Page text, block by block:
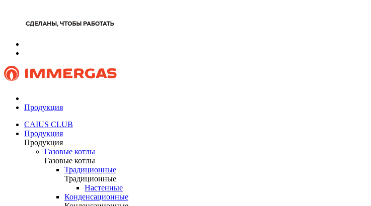
Продукция
CAIUS CLUB
Продукция
Продукция
Газовые котлы
Газовые котлы
Традиционные
Традиционные
Настенные
Конденсационные